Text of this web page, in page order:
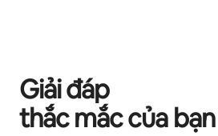
Giải đáp
thắc mắc của bạn